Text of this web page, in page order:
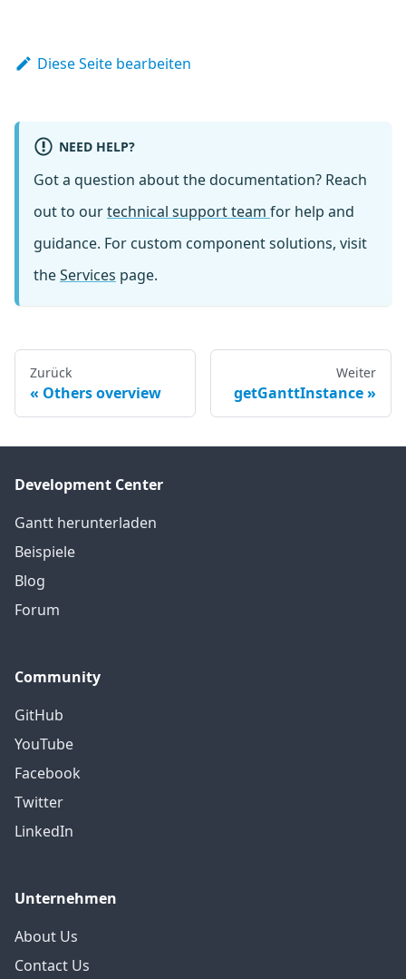
Diese Seite bearbeiten
NEED HELP?
Got a question about the documentation? Reach
out to ourtechnical support team for help and
guidance. For custom component solutions, visit
theServices page.
Zurück
Others overview
Weiter
getGanttInstance
Development Center
Gantt herunterladen
Beispiele
Blog
Forum
Community
GitHub
YouTube
Facebook
Twitter
LinkedIn
Unternehmen
About Us
Contact Us